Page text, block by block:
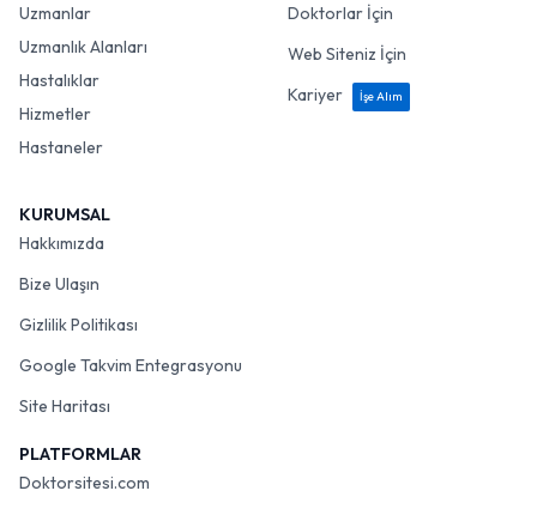
Uzmanlar
Uzmanlık Alanları
Hastalıklar
Hizmetler
Hastaneler
Doktorlar İçin
Web Siteniz İçin
Kariyer
İşe Alım
KURUMSAL
Hakkımızda
Bize Ulaşın
Gizlilik Politikası
Google Takvim Entegrasyonu
Site Haritası
PLATFORMLAR
Doktorsitesi.com